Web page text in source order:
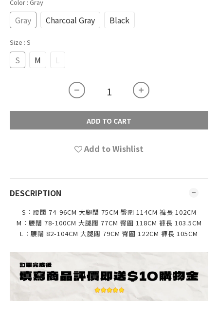
Color : Gray
Gray Charcoal Gray Black
Size : S
S M L
ADD TO CART
Add to Wishlist
DESCRIPTION
S： 腰闊 74-96CM 大腿闊 75CM 臀圍 114CM 褲長 102CM
M： 腰闊 78-100CM 大腿闊 77CM 臀圍 118CM 褲長 103.5CM
L： 腰闊 82-104CM 大腿闊 79CM 臀圍 122CM 褲長 105CM